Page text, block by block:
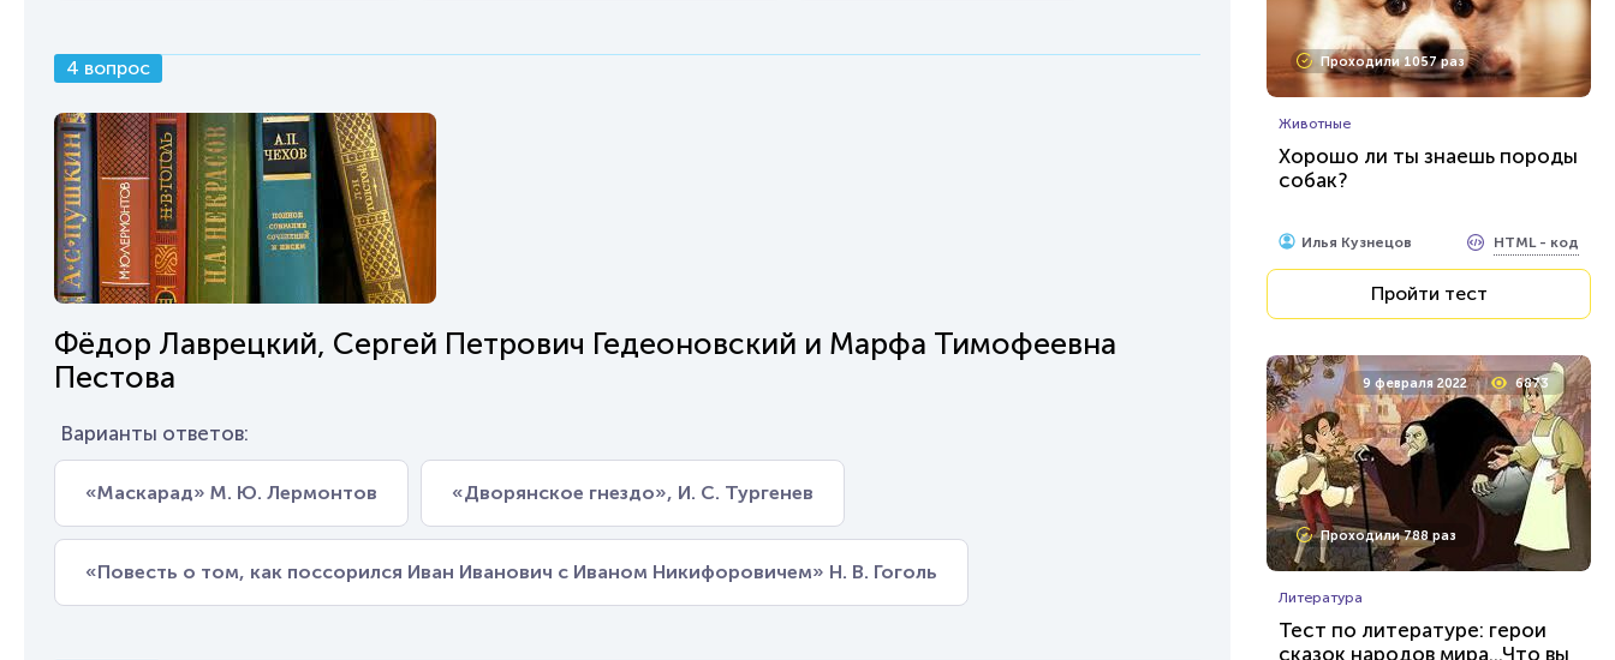
4 вопрос
Фёдор Лаврецкий, Сергей Петрович Гедеоновский и Марфа Тимофеевна
Пестова
Варианты ответов:
«Маскарад» М. Ю. Лермонтов «Дворянское гнездо», И. С. Тургенев
«Повесть о том, как поссорился Иван Иванович с Иваном Никифоровичем» Н. В. Гоголь
Проходили 1057 раз
Животные
Хорошо ли ты знаешь породы
собак?
Илья Кузнецов HTML - код
Пройти тест
9 февраля 2022 6873
Проходили 788 раз
Литература
Тест по литературе: герои
сказок народов мира...Что вы